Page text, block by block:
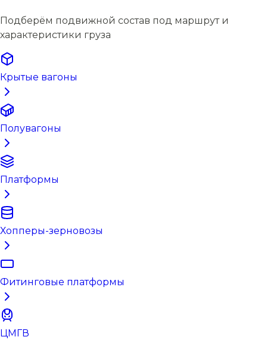
Подберём подвижной состав под маршрут и
характеристики груза
Крытые вагоны
Полувагоны
Платформы
Хопперы-зерновозы
Фитинговые платформы
ЦМГВ